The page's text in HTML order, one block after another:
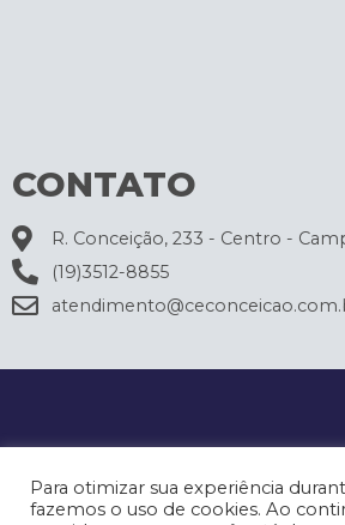
CONTATO
R. Conceição, 233 - Centro -
(19)3512-8855
Para otimizar sua experiência
fazemos o uso de cookies. Ao